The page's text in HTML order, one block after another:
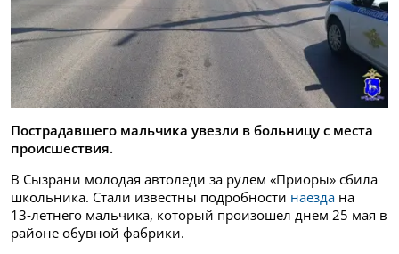
Пострадавшего мальчика увезли в больницу с места
происшествия.
В Сызрани молодая автоледи за рулем «Приоры» сбила
школьника. Стали известны подробности наезда на
13‑летнего мальчика, который произошел днем 25 мая в
районе обувной фабрики.